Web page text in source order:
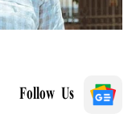
Follow Us